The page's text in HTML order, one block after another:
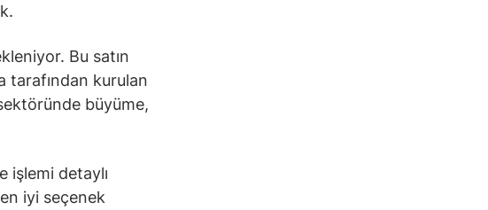
Bu satın
tarafından kurulan
büyüme,
işlemi detaylı
iyi seçenek